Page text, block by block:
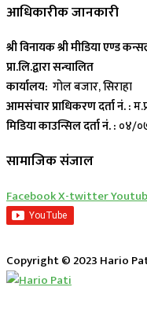
आधिकारीक जानकारी
श्री विनायक श्री मीडिया एण्ड
प्रा.लि.द्वारा सन्चालित
कार्यालय: गोल बजार, सिराहा
आमसंचार प्राधिकरण दर्ता नं. :
मिडिया काउन्सिल दर्ता नं. : ०४/
सामाजिक संजाल
FacebookX-twitter
Copyright © 2023 Hario